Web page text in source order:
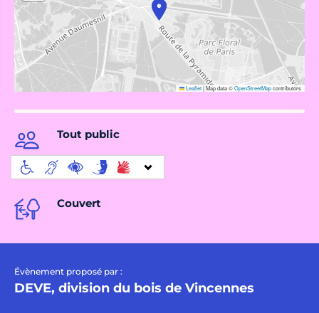
Leaflet|Map data ©OpenStreetMapcontributors
Tout public
Couvert
Évènement proposé par :
DEVE, division du bois de Vincennes